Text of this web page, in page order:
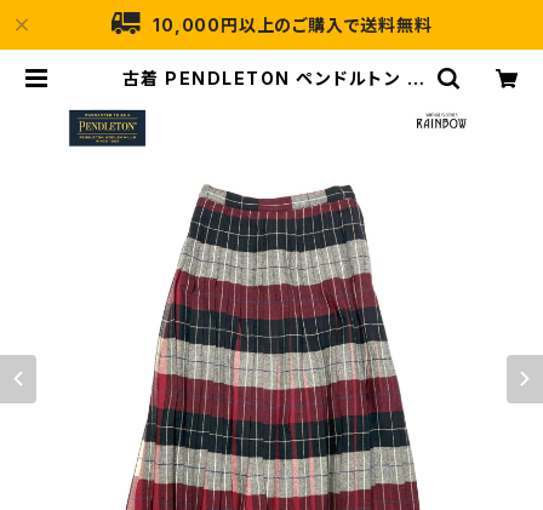
10,000円以上のご購入で送料無料
古着 PENDLETON ペンドルトン T
0％ ロング丈 プリーツ スカート 赤
黒 (btu2512028) | 古着屋RAINB